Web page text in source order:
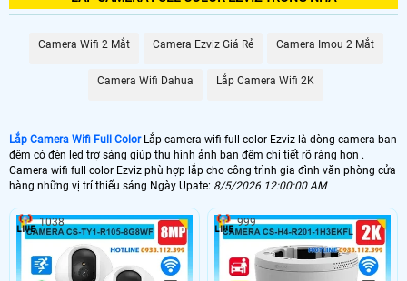
Camera Wifi 2 Mắt Camera Ezviz Giá Rẻ Camera Imou 2 Mắt
Camera Wifi Dahua Lắp Camera Wifi 2K
Lắp Camera Wifi Full ColorLắp camera wifi full color Ezviz là dòng camera ban
đêm có đèn led trợ sáng giúp thu hình ảnh ban đêm chi tiết rõ ràng hơn .
Camera wifi full color Ezviz phù hợp lắp cho công trình gia đình văn phòng cửa
hàng những vị trí thiếu sáng Ngày Upate: 8/5/2026 12:00:00 AM
1038 999